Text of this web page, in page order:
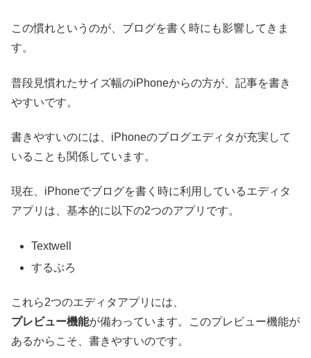
この慣れというのが、ブログを書く時にも影響してきま
す。
普段見慣れたサイズ幅のiPhoneからの方が、記事を書き
やすいです。
書きやすいのには、iPhoneのブログエディタが充実して
いることも関係しています。
現在、iPhoneでブログを書く時に利用しているエディタ
アプリは、基本的に以下の2つのアプリです。
Textwell
するぷろ
これら2つのエディタアプリには、
プレビュー機能が備わっています。このプレビュー機能が
あるからこそ、書きやすいのです。